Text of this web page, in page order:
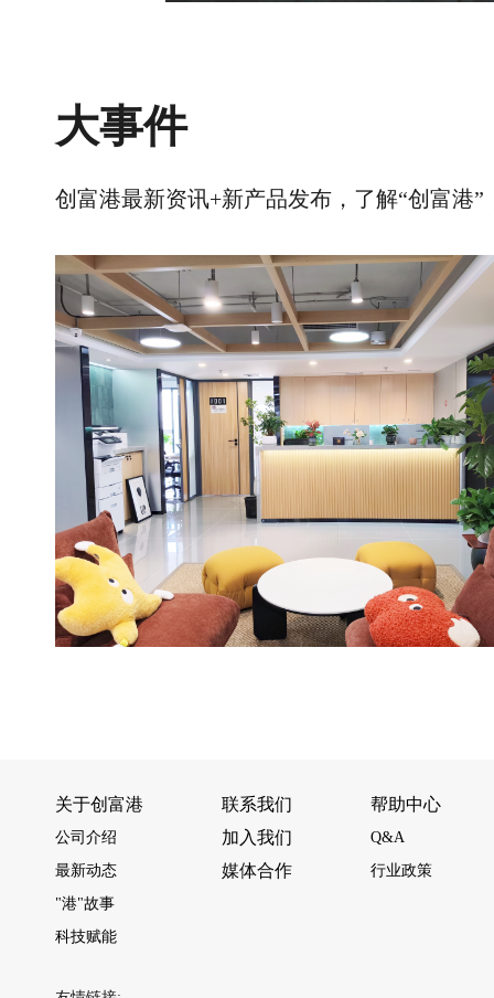
大事件
创富港最新资讯+新产品发布，了解“创富港
关于创富港
公司介绍
最新动态
"港"故事
科技赋能
联系我们
加入我们
媒体合作
帮助中心
Q&A
行业政策